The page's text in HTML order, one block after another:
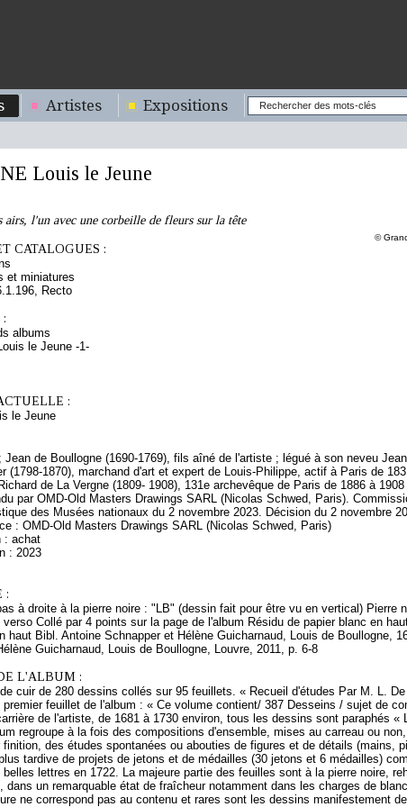
Artistes Expositions
©
Louis le Jeune
airs, l'un avec une corbeille de fleurs sur la tête
CATALOGUES :
et miniatures
Recto
albums
le Jeune -1-
:
le Jeune
de Boullogne (1690-1769), fils aîné de l'artiste ; légué à son neveu
(1798-1870), marchand d'art et expert de Louis-Philippe, actif à Paris de
de La Vergne (1809- 1908), 131e archevêque de Paris de 1886 à
par OMD-Old Masters Drawings SARL (Nicolas Schwed, Paris).
des Musées nationaux du 2 novembre 2023. Décision du 2 novembre
: OMD-Old Masters Drawings SARL (Nicolas Schwed, Paris)
: achat
: 2023
:
à droite à la pierre noire : "LB" (dessin fait pour être vu en vertical) Pierre
Collé par 4 points sur la page de l'album Résidu de papier blanc en
haut Bibl. Antoine Schnapper et Hélène Guicharnaud, Louis de Boullogne,
Guicharnaud, Louis de Boullogne, Louvre, 2011, p. 6-8
L'ALBUM :
cuir de 280 dessins collés sur 95 feuillets. « Recueil d'études Par M. L.
feuillet de l'album : « Ce volume contient/ 387 Desseins / sujet de
de l'artiste, de 1681 à 1730 environ, tous les dessins sont paraphés «
regroupe à la fois des compositions d'ensemble, mises au carreau ou
des études spontanées ou abouties de figures et de détails (mains,
tardive de projets de jetons et de médailles (30 jetons et 6 médailles)
lettres en 1722. La majeure partie des feuilles sont à la pierre noire,
dans un remarquable état de fraîcheur notamment dans les charges de
ne correspond pas au contenu et rares sont les dessins manifestement